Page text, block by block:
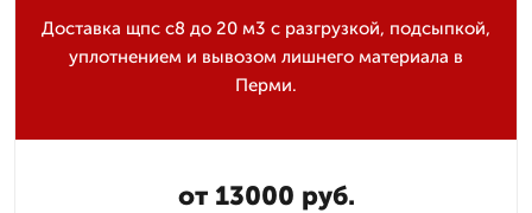
Доставка щпс с8 до 20 м3 с разгрузкой, подсыпкой,
уплотнением и вывозом лишнего материала в
Перми.
от 13000 руб.